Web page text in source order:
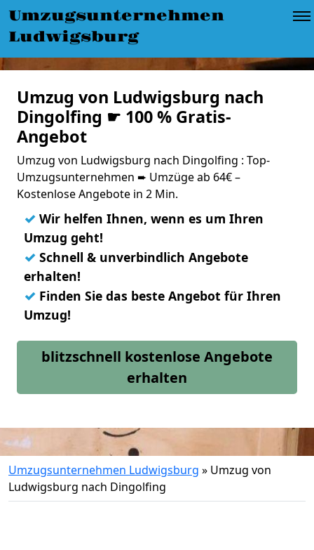
Umzugsunternehmen
Ludwigsburg
Umzug von Ludwigsburg nach
Dingolfing ☛ 100 % Gratis-
Angebot
Umzug von Ludwigsburg nach Dingolfing : Top-
Umzugsunternehmen ➨ Umzüge ab 64€ –
Kostenlose Angebote in 2 Min.
✓ Wir helfen Ihnen, wenn es um Ihren
Umzug geht!
✓ Schnell & unverbindlich Angebote
erhalten!
✓ Finden Sie das beste Angebot für Ihren
Umzug!
blitzschnell kostenlose Angebote
erhalten
Umzugsunternehmen Ludwigsburg » Umzug von
Ludwigsburg nach Dingolfing